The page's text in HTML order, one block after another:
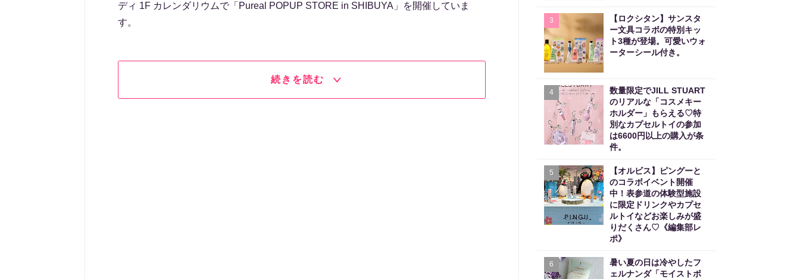
ディ 1F カレンダリウムで「Pureal POPUP STORE in SHIBUYA」を開催していま
す。
続きを読む
3
【ロクシタン】サンスタ
ー文具コラボの特別キッ
ト3種が登場。可愛いウォ
ーターシール付き。
4
数量限定でJILL STUART
のリアルな「コスメキー
ホルダー」もらえる♡特
別なカプセルトイの参加
は6600円以上の購入が条
件。
5
【オルビス】ピングーと
のコラボイベント開催
中！表参道の体験型施設
に限定ドリンクやカプセ
ルトイなどお楽しみが盛
りだくさん♡《編集部レ
ポ》
6
暑い夏の日は冷やしたフ
ェルナンダ「モイストボ